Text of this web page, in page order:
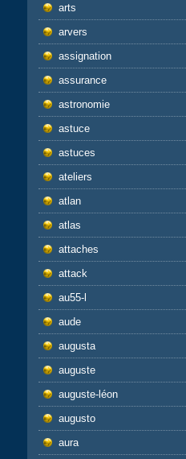
arts
arvers
assignation
assurance
astronomie
astuce
astuces
ateliers
atlan
atlas
attaches
attack
au55-l
aude
augusta
auguste
auguste-léon
augusto
aura